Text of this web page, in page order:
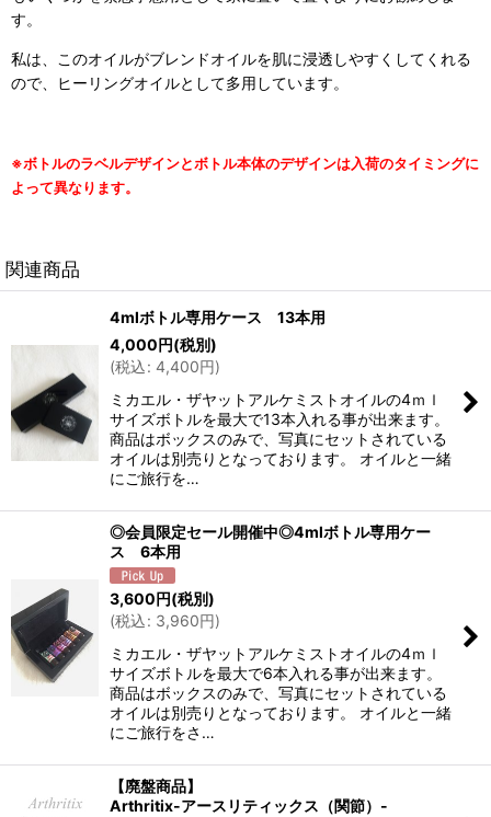
す。
私は、このオイルがブレンドオイルを肌に浸透しやすくしてくれる
ので、ヒーリングオイルとして多用しています。
※ボトルのラベルデザインとボトル本体のデザインは入荷のタイミングに
よって異なります。
関連商品
4mlボトル専用ケース 13本用
4,000円(税別)
(税込: 4,400円)
ミカエル・ザヤットアルケミストオイルの4ｍｌ
サイズボトルを最大で13本入れる事が出来ます。
商品はボックスのみで、写真にセットされている
オイルは別売りとなっております。 オイルと一緒
にご旅行を…
◎会員限定セール開催中◎4mlボトル専用ケー
ス 6本用
3,600円(税別)
(税込: 3,960円)
ミカエル・ザヤットアルケミストオイルの4ｍｌ
サイズボトルを最大で6本入れる事が出来ます。
商品はボックスのみで、写真にセットされている
オイルは別売りとなっております。 オイルと一緒
にご旅行をさ…
【廃盤商品】
Arthritix-アースリティックス（関節）-